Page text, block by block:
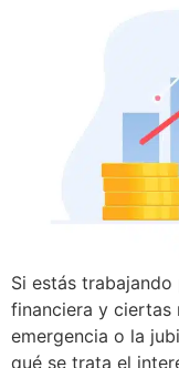
Si estás
financiera y ciertas
emergencia o la
qué se trata el